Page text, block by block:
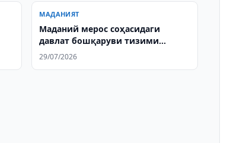
МАДАНИЯТ
Маданий мерос соҳасидаги
давлат бошқаруви тизими
такомиллаштирилади
29/07/2026